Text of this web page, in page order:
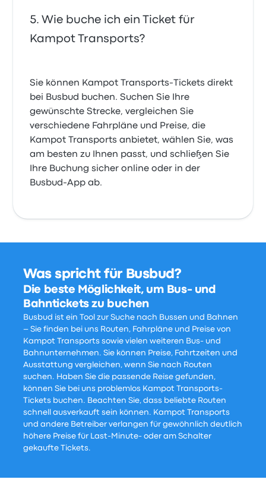
Wie buche ich ein Ticket für
Kampot Transports?
Sie können Kampot Transports-Tickets direkt
bei Busbud buchen. Suchen Sie Ihre
gewünschte Strecke, vergleichen Sie
verschiedene Fahrpläne und Preise, die
Kampot Transports anbietet, wählen Sie, was
am besten zu Ihnen passt, und schließen Sie
Ihre Buchung sicher online oder in der
Busbud-App ab.
Was spricht für Busbud?
Die beste Möglichkeit, um Bus- und
Bahntickets zu buchen
Busbud ist ein Tool zur Suche nach Bussen und Bahnen
– Sie finden bei uns Routen, Fahrpläne und Preise von
Kampot Transports sowie vielen weiteren Bus- und
Bahnunternehmen. Sie können Preise, Fahrtzeiten und
Ausstattung vergleichen, wenn Sie nach Routen
suchen. Haben Sie die passende Reise gefunden,
können Sie bei uns problemlos Kampot Transports-
Tickets buchen. Beachten Sie, dass beliebte Routen
schnell ausverkauft sein können. Kampot Transports
und andere Betreiber verlangen für gewöhnlich deutlich
höhere Preise für Last-Minute- oder am Schalter
gekaufte Tickets.